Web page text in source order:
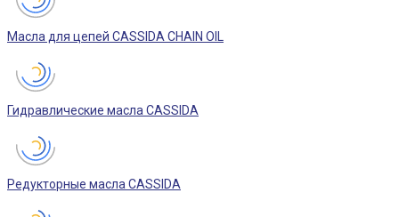
Масла для цепей CASSIDA CHAIN OIL
Гидравлические масла CASSIDA
Редукторные масла CASSIDA